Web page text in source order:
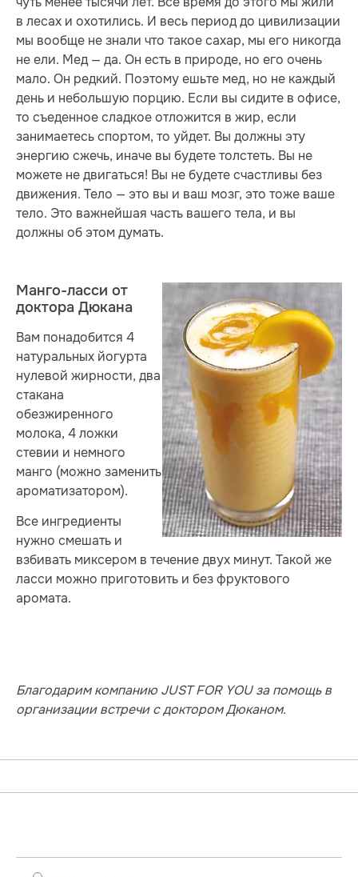
в лесах и охотились. И весь период до цивилизации
мы вообще не знали что такое сахар, мы его никогда
не ели. Мед — да. Он есть в природе, но его очень
мало. Он редкий. Поэтому ешьте мед, но не каждый
день и небольшую порцию. Если вы сидите в офисе,
то съеденное сладкое отложится в жир, если
занимаетесь спортом, то уйдет. Вы должны эту
энергию сжечь, иначе вы будете толстеть. Вы не
можете не двигаться! Вы не будете счастливы без
движения. Тело — это вы и ваш мозг, это тоже ваше
тело. Это важнейшая часть вашего тела, и вы
должны об этом думать.
Манго-ласси от
доктора Дюкана
Вам понадобится 4
натуральных йогурта
нулевой жирности, два
стакана
обезжиренного
молока, 4 ложки
стевии и немного
манго (можно заменить
ароматизатором).
Все ингредиенты
нужно смешать и
взбивать миксером в течение двух минут. Такой же
ласси можно приготовить и без фруктового
аромата.
Благодарим компанию JUST FOR YOU за помощь в
организации встречи с доктором Дюканом.